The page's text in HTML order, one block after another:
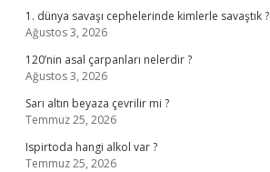
1. dünya savaşı cephelerinde kimlerle savaştık ?
Ağustos 3, 2026
120’nin asal çarpanları nelerdir ?
Ağustos 3, 2026
Sarı altın beyaza çevrilir mi ?
Temmuz 25, 2026
Ispirtoda hangi alkol var ?
Temmuz 25, 2026